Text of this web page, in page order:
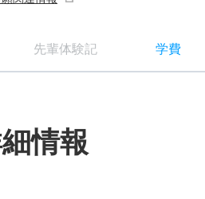
先輩体験記 学費
情報